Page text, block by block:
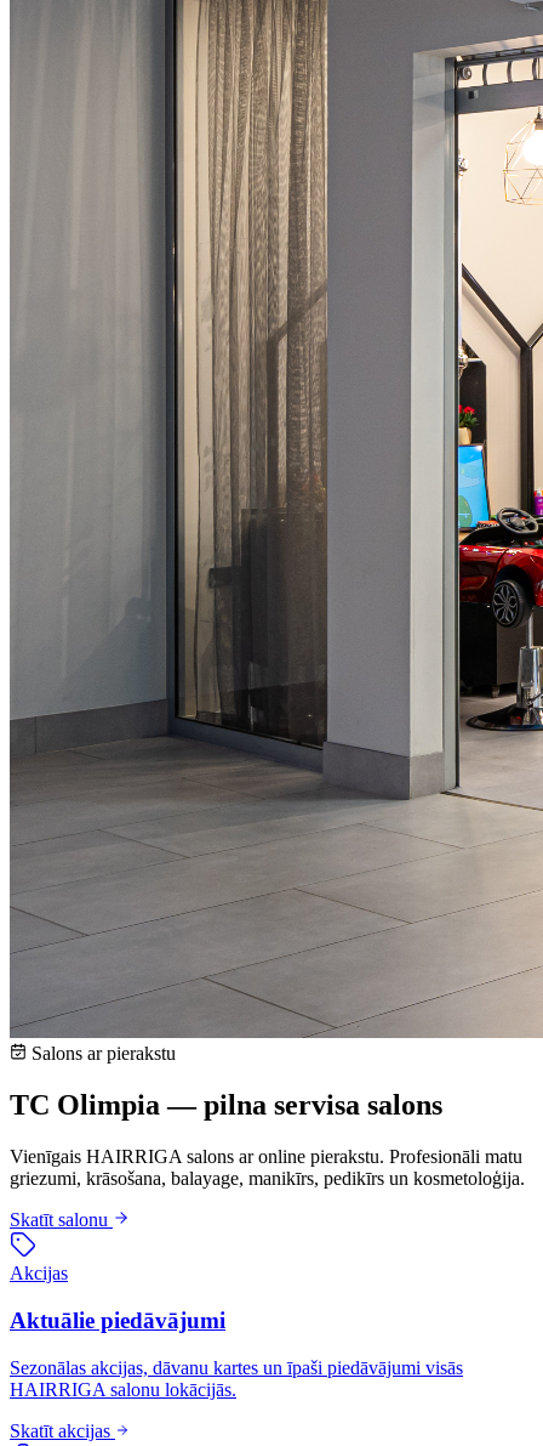
Salons ar pierakstu
TC Olimpia — pilna servisa salons
Vienīgais HAIRRIGA salons ar online pierakstu. Profesionāli matu
griezumi, krāsošana, balayage, manikīrs, pedikīrs un kosmetoloģija.
Skatīt salonu
Akcijas
Aktuālie piedāvājumi
Sezonālas akcijas, dāvanu kartes un īpaši piedāvājumi visās
HAIRRIGA salonu lokācijās.
Skatīt akcijas